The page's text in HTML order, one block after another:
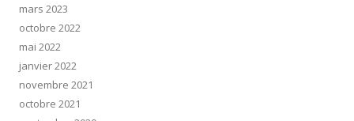
mars 2023
octobre 2022
mai 2022
janvier 2022
novembre 2021
octobre 2021